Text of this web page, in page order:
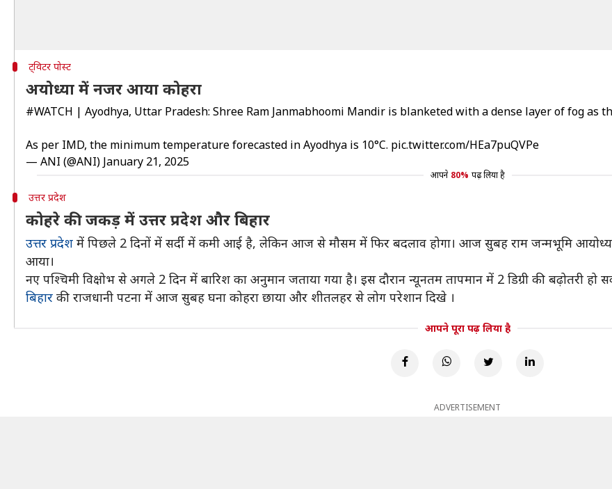
ट्विटर पोस्ट
अयोध्या में नजर आया कोहरा
#WATCH | Ayodhya, Uttar Pradesh: Shree Ram Janmabhoomi Mandir is blanketed with a dense layer of fog as
As per IMD, the minimum temperature forecasted in Ayodhya is 10°C. pic.twitter.com/HEa7puQVPe
— ANI (@ANI) January 21, 2025
आपने 80% पढ़ लिया है
उत्तर प्रदेश
कोहरे की जकड़ में उत्तर प्रदेश और बिहार
उत्तर प्रदेश में पिछले 2 दिनों में सर्दी में कमी आई है, लेकिन आज से मौसम में फिर बदलाव होगा। आज सुबह राम जन्मभूमि
आया।
नए पश्चिमी विक्षोभ से अगले 2 दिन में बारिश का अनुमान जताया गया है। इस दौरान न्यूनतम तापमान में 2 डिग्री की बढ़ोतरी हो
बिहार की राजधानी पटना में आज सुबह घना कोहरा छाया और शीतलहर से लोग परेशान दिखे ।
आपने पूरा पढ़ लिया है
ADVERTISEMENT